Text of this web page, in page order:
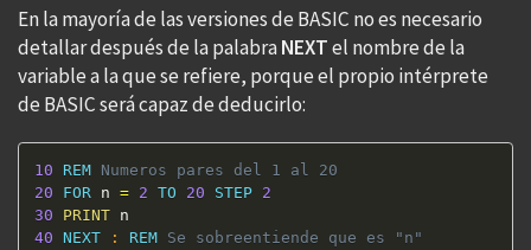
En la mayoría de las versiones de BASIC no es necesario
detallar después de la palabraNEXTel nombre de la
variable a la que se refiere, porque el propio intérprete
de BASIC será capaz de deducirlo:
10 REM Numeros pares del 1 al 20
20
FOR n = 2 TO 20 STEP 2
30
PRINT
40 NEXT : REM Se sobreentiende que es "n"